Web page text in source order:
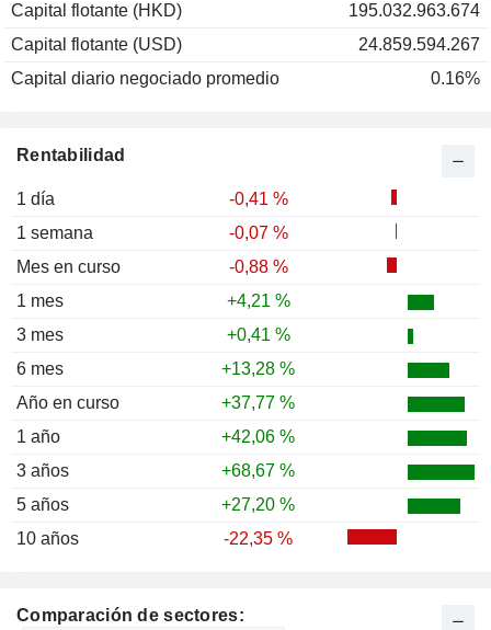
Rentabilidad
1 día
-0,41 %
1 semana
-0,07 %
Mes en curso
-0,88 %
1 mes
+4,21 %
3 mes
+0,41 %
6 mes
+13,28 %
Año en curso
+37,77 %
1 año
+42,06 %
3 años
+68,67 %
5 años
+27,20 %
10 años
-22,35 %
Capital flotante (HKD)
195.032.963.674
Capital flotante (USD)
24.859.594.267
Capital diario negociado promedio
0.16%
Comparación de sectores: